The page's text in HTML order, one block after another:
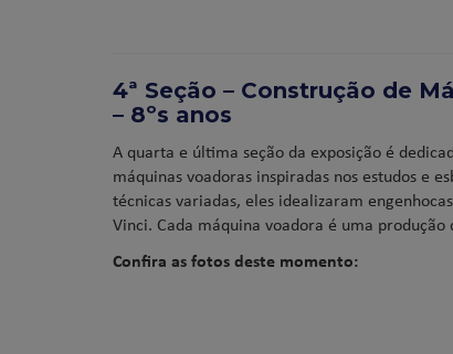
4ª Seção – Construção de
– 8ºs anos
A quarta e última seção da exposição é
máquinas voadoras inspiradas nos estudos e
técnicas variadas, eles idealizaram
Vinci. Cada máquina voadora é uma
Confira as fotos deste momento: